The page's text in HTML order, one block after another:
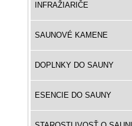
INFRAŽIARIČE
SAUNOVÉ KAMENE
DOPLNKY DO SAUNY
ESENCIE DO SAUNY